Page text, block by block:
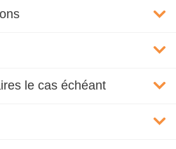
le cas échéant